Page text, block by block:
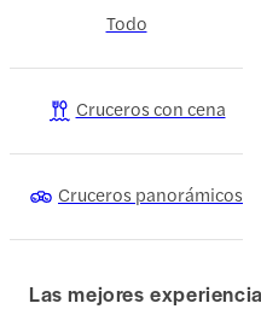
Todo
Cruceros con cena
Cruceros panorámicos
Las mejores